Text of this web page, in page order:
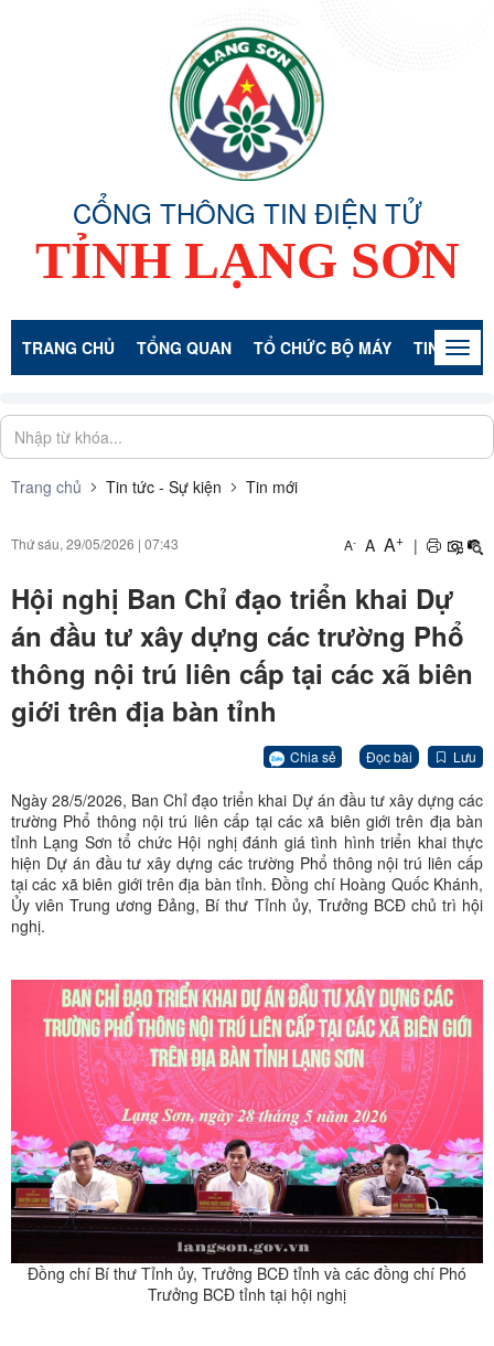
CỔNG THÔNG TIN ĐIỆN TỬ
TỈNH LẠNG SƠN
TRANG CHỦ TỔNG QUAN TỔ CHỨC BỘ MÁY TIN TỨC -
Trang chủ Tin tức - Sự kiện Tin mới
Thứ sáu, 29/05/2026 | 07:43 A- A A+ |
Hội nghị Ban Chỉ đạo triển khai Dự
án đầu tư xây dựng các trường Phổ
thông nội trú liên cấp tại các xã biên
giới trên địa bàn tỉnh
Chia sẻ Đọc bài Lưu
Ngày 28/5/2026, Ban Chỉ đạo triển khai Dự án đầu tư xây dựng các
trường Phổ thông nội trú liên cấp tại các xã biên giới trên địa bàn
tỉnh Lạng Sơn tổ chức Hội nghị đánh giá tình hình triển khai thực
hiện Dự án đầu tư xây dựng các trường Phổ thông nội trú liên cấp
tại các xã biên giới trên địa bàn tỉnh. Đồng chí Hoàng Quốc Khánh,
Ủy viên Trung ương Đảng, Bí thư Tỉnh ủy, Trưởng BCĐ chủ trì hội
nghị.
Đồng chí Bí thư Tỉnh ủy, Trưởng BCĐ tỉnh và các đồng chí Phó
Trưởng BCĐ tỉnh tại hội nghị